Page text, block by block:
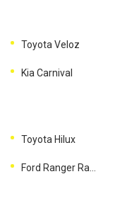
Toyota Veloz
Kia Carnival
Toyota Hilux